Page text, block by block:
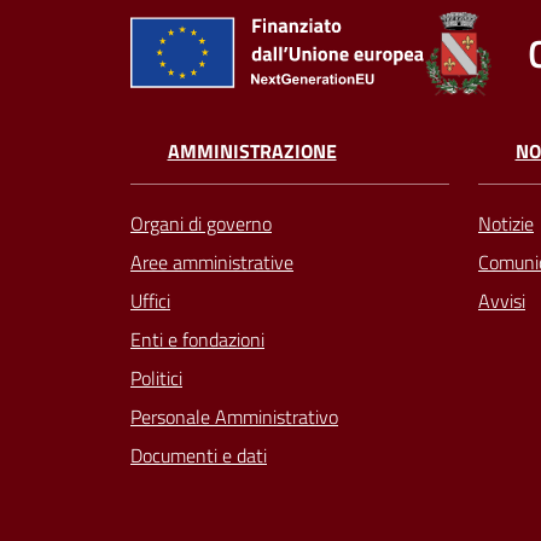
AMMINISTRAZIONE
Organi di governo
Aree amministrative
Uffici
Enti e fondazioni
Politici
Personale Amministrativo
Documenti e dati
Notizie
Avvisi